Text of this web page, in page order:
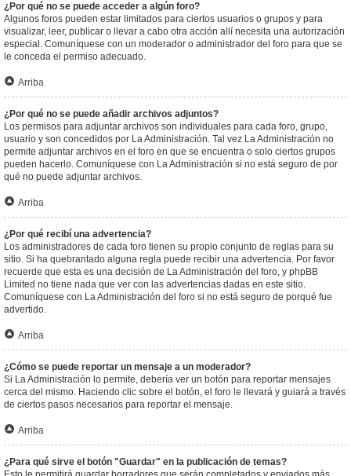
¿Por qué no se puede acceder a algún foro?
Algunos foros pueden estar limitados para ciertos usuarios o grupos y para
visualizar, leer, publicar o llevar a cabo otra acción allí necesita una autorización
especial. Comuníquese con un moderador o administrador del foro para que se
le conceda el permiso adecuado.
Arriba
¿Por qué no se puede añadir archivos adjuntos?
Los permisos para adjuntar archivos son individuales para cada foro, grupo,
usuario y son concedidos por La Administración. Tal vez La Administración no
permite adjuntar archivos en el foro en que se encuentra o solo ciertos grupos
pueden hacerlo. Comuníquese con La Administración si no está seguro de por
qué no puede adjuntar archivos.
Arriba
¿Por qué recibí una advertencia?
Los administradores de cada foro tienen su propio conjunto de reglas para su
sitio. Si ha quebrantado alguna regla puede recibir una advertencia. Por favor
recuerde que esta es una decisión de La Administración del foro, y phpBB
Limited no tiene nada que ver con las advertencias dadas en este sitio.
Comuníquese con La Administración del foro si no está seguro de porqué fue
advertido.
Arriba
¿Cómo se puede reportar un mensaje a un moderador?
Si La Administración lo permite, debería ver un botón para reportar mensajes
cerca del mismo. Haciendo clic sobre el botón, el foro le llevará y guiará a través
de ciertos pasos necesarios para reportar el mensaje.
Arriba
¿Para qué sirve el botón "Guardar" en la publicación de temas?